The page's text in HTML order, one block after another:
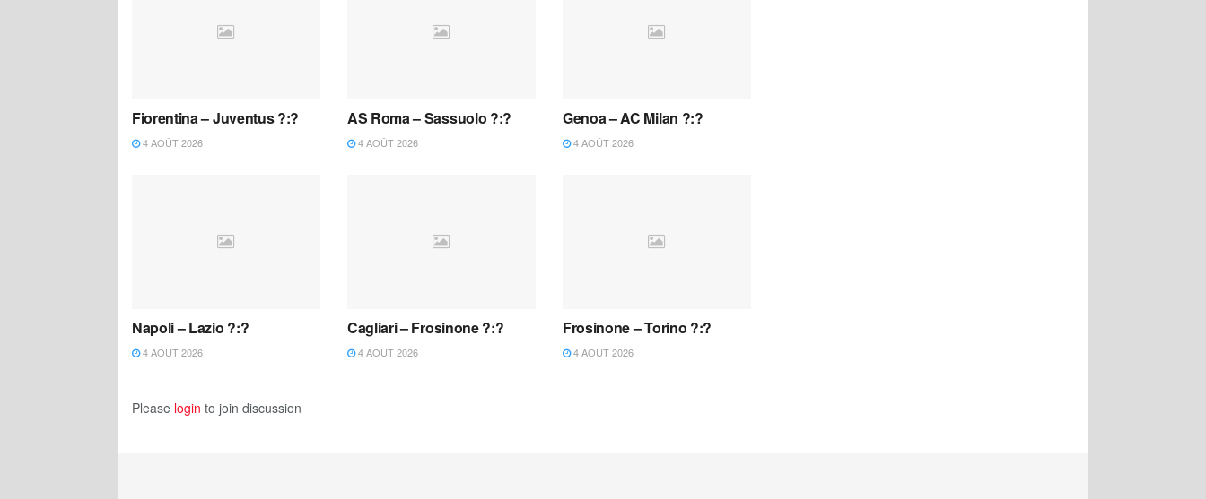
Fiorentina – Juventus ?:?
4 AOÛT 2026
AS Roma – Sassuolo ?:?
4 AOÛT 2026
Genoa – AC Milan ?:?
4 AOÛT 2026
Napoli – Lazio ?:?
4 AOÛT 2026
Cagliari – Frosinone ?:?
4 AOÛT 2026
Frosinone – Torino ?:?
4 AOÛT 2026
Please login to join discussion